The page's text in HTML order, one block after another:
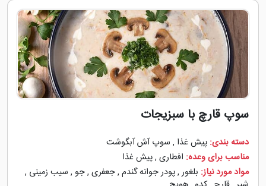
سوپ قارچ با سبزیجات
دسته بندی: پیش غذا , سوپ آش آبگوشت
مناسب برای وعده: افطاری ,پیش غذا
مواد مورد نیاز: بلغور,پودر جوانه گندم ,جعفری ,جو , سیب زمینی ,